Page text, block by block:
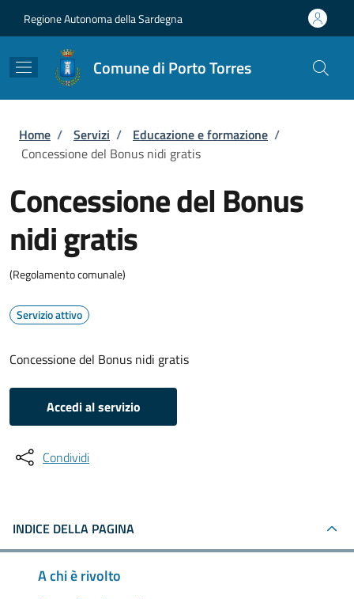
Regione Autonoma della Sardegna
Comune di Porto Torres
Briciole di pane
Home / Servizi / Educazione e formazione /
Concessione del Bonus nidi gratis
Concessione del Bonus
nidi gratis
(Regolamento comunale)
Servizio attivo
Concessione del Bonus nidi gratis
Accedi al servizio
Condividi
INDICE DELLA PAGINA
A chi è rivolto